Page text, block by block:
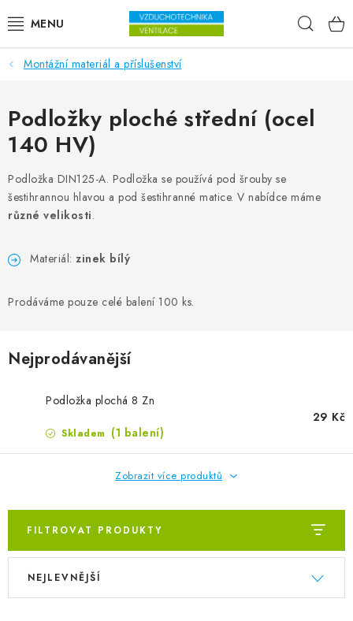
VENTILÁTORY
VZDUCHOTECHNIKA
REKUPERACE
TOPENÍ A CHLAZENÍ
ODVLHČOVAČE
ZVLHČOVAČE VZDUCHU PRŮMYSLOVÉ
NAHŘÍVACÍ POLŠTÁŘEK S LÁVOVÝM PÍSKEM
VÝPRODEJ
Reference a zkušenosti
Rady a tipy
Montážní materiál a příslušenství
Podložky ploché střední (ocel
140 HV)
Podložka DIN125-A. Podložka se používá pod šrouby se
šestihrannou hlavou a pod šestihranné matice. V nabídce máme
různé velikosti.
Materiál: zinek bílý
Prodáváme pouze celé balení 100 ks.
Nejprodávanější
Podložka plochá 8 Zn
Skladem (1 balení)
29 Kč
Zobrazit více produktů
FILTROVAT PRODUKTY
Výpis produktů
Řazení produktů
NEJLEVNĚJŠÍ